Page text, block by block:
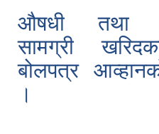
औषधी तथा
सामग्री
बोलपत्र
।